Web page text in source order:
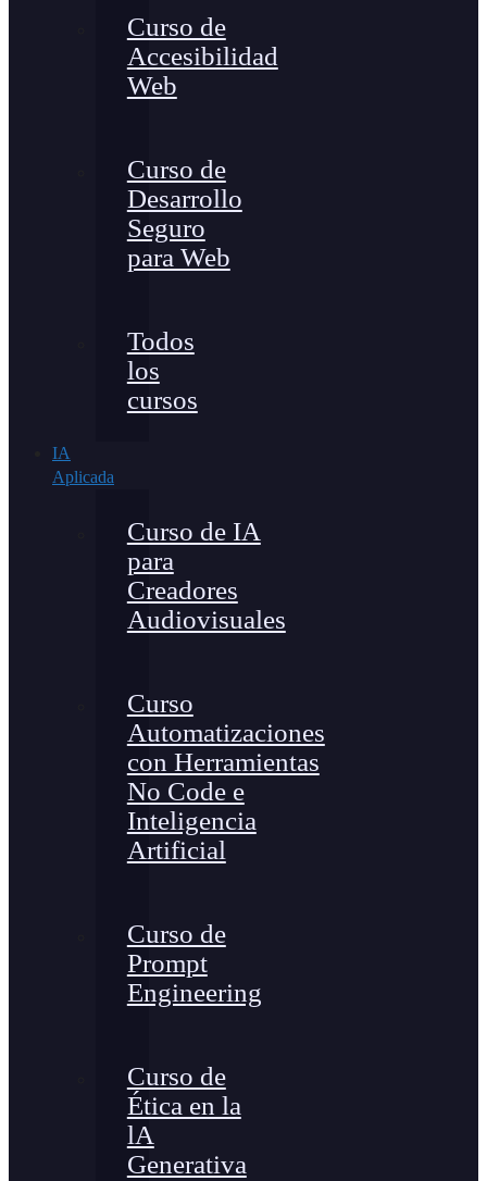
Curso de
Accesibilidad
Web
Curso de
Desarrollo
Seguro
para Web
Todos
los
cursos
IA
Aplicada
Curso de IA
para
Creadores
Audiovisuales
Curso
Automatizaciones
con Herramientas
No Code e
Inteligencia
Artificial
Curso de
Prompt
Engineering
Curso de
Ética en la
lA
Generativa